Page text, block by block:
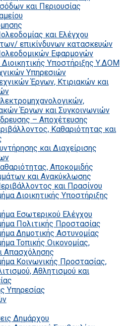
και Περιουσίας
και Ελέγχου
επικίνδυνων κατασκευών
Εφαρμογών
Διοικητικής Υποστήριξης Υ.ΔΟΜ
Υπηρεσιών
Έργων, Κτιριακών και
Έργων και Συγκοινωνιών
– Αποχέτευσης
Καθαριότητας και
και Διαχείρισης
Αποκομιδής
και Ανακύκλωσης
και Πρασίνου
Διοικητικής Υποστήριξης
Εσωτερικού Ελέγχου
Πολιτικής Προστασίας
Δημοτικής Αστυνομίας
Τοπικής Οικονομίας,
Απασχόλησης
Κοινωνικής Προστασίας,
Αθλητισμού και
Υπηρεσίας
Δημάρχου